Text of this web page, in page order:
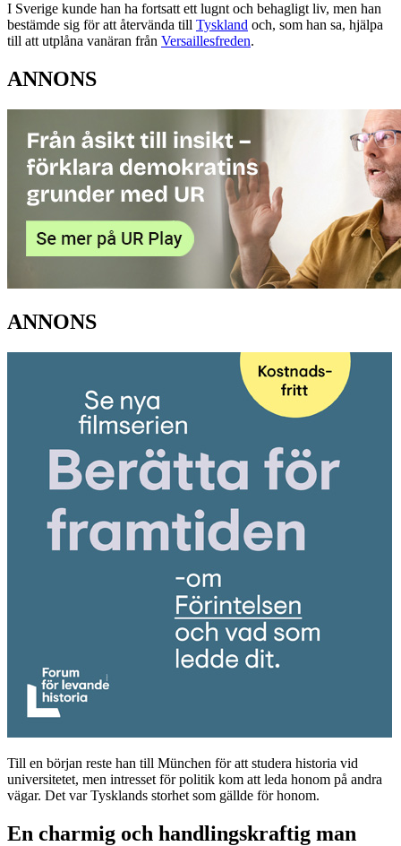
I Sverige kunde han ha fortsatt ett lugnt och behagligt liv, men han
bestämde sig för att återvända till Tyskland och, som han sa, hjälpa
till att utplåna vanäran från Versaillesfreden.
ANNONS
ANNONS
Till en början reste han till München för att studera historia vid
universitetet, men intresset för politik kom att leda honom på andra
vägar. Det var Tysklands storhet som gällde för honom.
En charmig och handlingskraftig man